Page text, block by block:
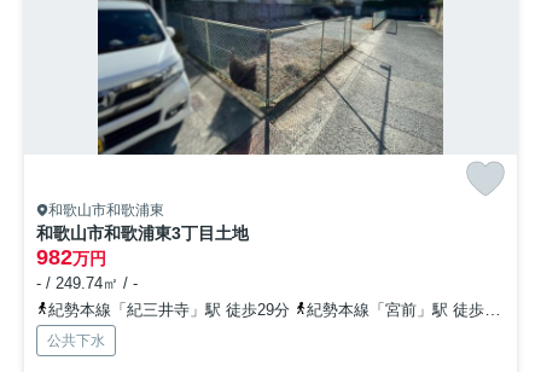
和歌山市和歌浦東
和歌山市和歌浦東3丁目土地
982万円
- / 249.74㎡ / -
紀勢本線「紀三井寺」駅 徒歩29分
紀勢本線「宮前」駅 徒歩43分
公共下水